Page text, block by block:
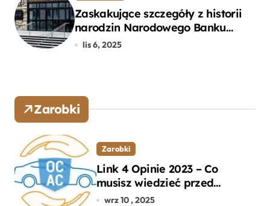
Zaskakujące szczegóły z historii
narodzin Narodowego Banku
Polskiego, o których mogłeś nie
lis 6, 2025
Zarobki
Zarobki
Link 4 Opinie 2023 – Co
musisz wiedzieć przed
wyborem ubezpieczenia OC i
wrz 10 , 2025